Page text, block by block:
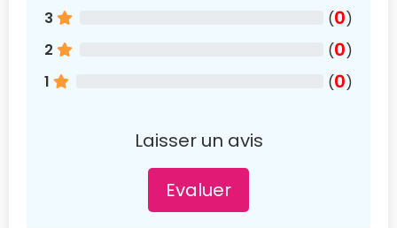
3
(0)
2
(0)
1
(0)
Laisser un avis
Evaluer